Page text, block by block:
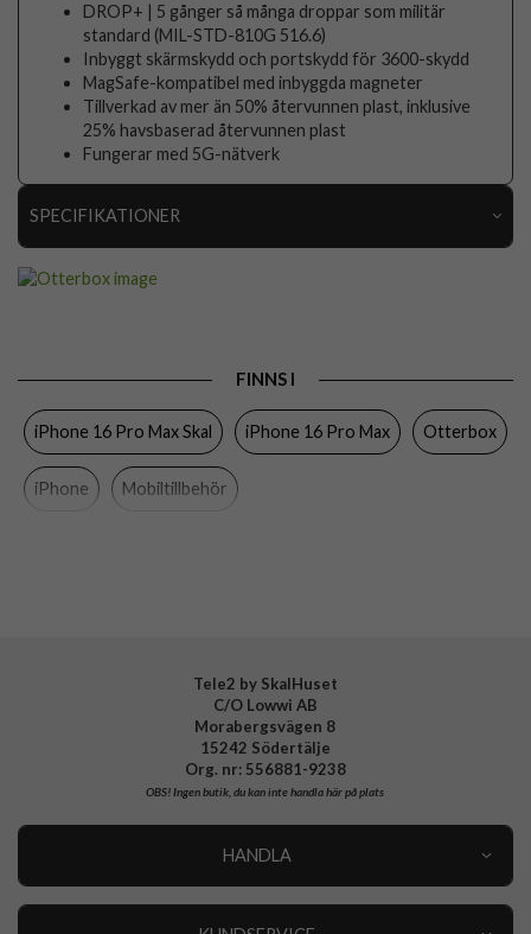
DROP+ | 5 gånger så många droppar som militär
standard (MIL-STD-810G 516.6)
Inbyggt skärmskydd och portskydd för 3600-skydd
MagSafe-kompatibel med inbyggda magneter
Tillverkad av mer än 50% återvunnen plast, inklusive
25% havsbaserad återvunnen plast
Fungerar med 5G-nätverk
SPECIFIKATIONER
Inbyggt skärmskydd, MagSafe-kompatibel,
Stöttålig, Vattentålig
Färg Svart
Material
FINNS I
iPhone 16 Pro Max Skal iPhone 16 Pro Max Otterbox
iPhone Mobiltillbehör
Tele2 by SkalHuset
C/O Lowwi AB
Morabergsvägen 8
15242 Södertälje
Org. nr: 556881-9238
OBS!Ingen butik, du kan inte handla här på plats
HANDLA